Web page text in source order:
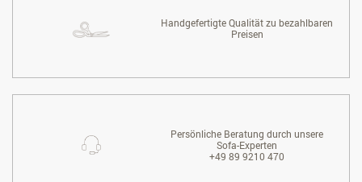
Handgefertigte Qualität zu bezahlbaren
Preisen
Persönliche Beratung durch unsere
Sofa-Experten
+49 89 9210 470